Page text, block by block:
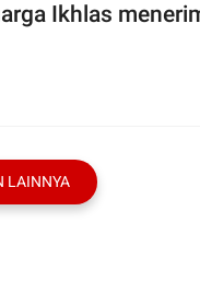
Ikhlas
LAINNYA